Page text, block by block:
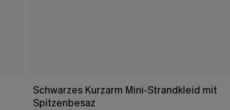
Schwarzes Kurzarm Mini-Strandkleid mit
Spitzenbesaz